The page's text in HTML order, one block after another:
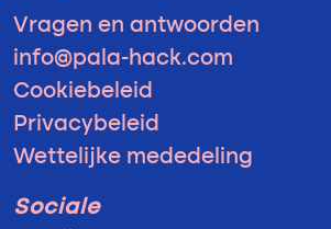
Vragen en antwoorden
info@pala-hack.com
Cookiebeleid
Privacybeleid
Wettelijke mededeling
Sociale